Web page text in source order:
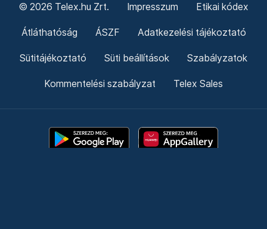
© 2026 Telex.hu Zrt. Impresszum Etikai kódex
Átláthatóság ÁSZF Adatkezelési tájékoztató
Sütitájékoztató Süti beállítások Szabályzatok
Kommentelési szabályzat Telex Sales